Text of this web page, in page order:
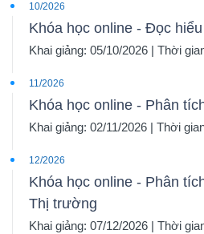
10/2026
Khóa học online - Đọc
Khai giảng: 05/10/2026 | Thời
11/2026
Khóa học online - Phân
Khai giảng: 02/11/2026 | Thời
12/2026
Khóa học online - Phân
Thị trường
Khai giảng: 07/12/2026 | Thời